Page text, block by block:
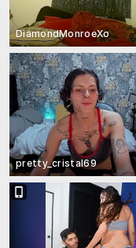
DiamondMonroeXo
pretty_cristal69